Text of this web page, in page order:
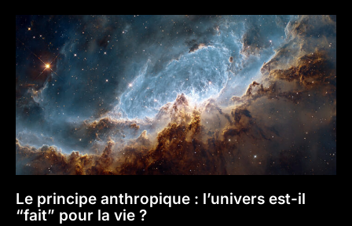
Le principe anthropique : l’univers est-il
“fait” pour la vie ?